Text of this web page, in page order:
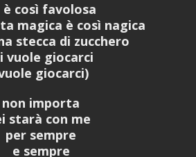
è così favolosa
magica è così nagica
stecca di zucchero
vuole giocarci
giocarci)
non importa
starà con me
per sempre
e sempre